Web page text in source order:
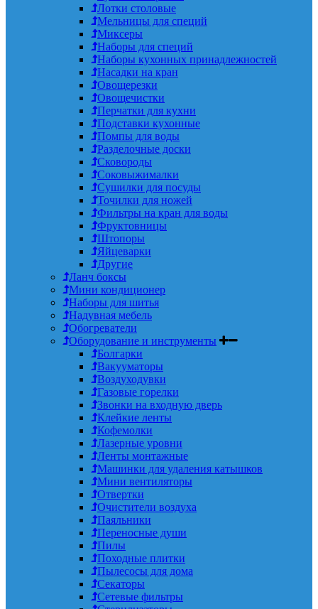
Лотки столовые
Мельницы для специй
Миксеры
Наборы для специй
Наборы кухонных принадлежностей
Насадки на кран
Овощерезки
Овощечистки
Перчатки для кухни
Подставки кухонные
Помпы для воды
Разделочные доски
Сковороды
Соковыжималки
Сушилки для посуды
Точилки для ножей
Фильтры на кран для воды
Фруктовницы
Штопоры
Яйцеварки
Другие
Ланч боксы
Мини кондиционер
Наборы для шитья
Надувная мебель
Обогреватели
Оборудование и инструменты
Болгарки
Вакууматоры
Воздуходувки
Газовые горелки
Звонки на входную дверь
Клейкие ленты
Кофемолки
Лазерные уровни
Ленты монтажные
Машинки для удаления катышков
Мини вентиляторы
Отвертки
Очистители воздуха
Паяльники
Переносные души
Пилы
Походные плитки
Пылесосы для дома
Секаторы
Сетевые фильтры